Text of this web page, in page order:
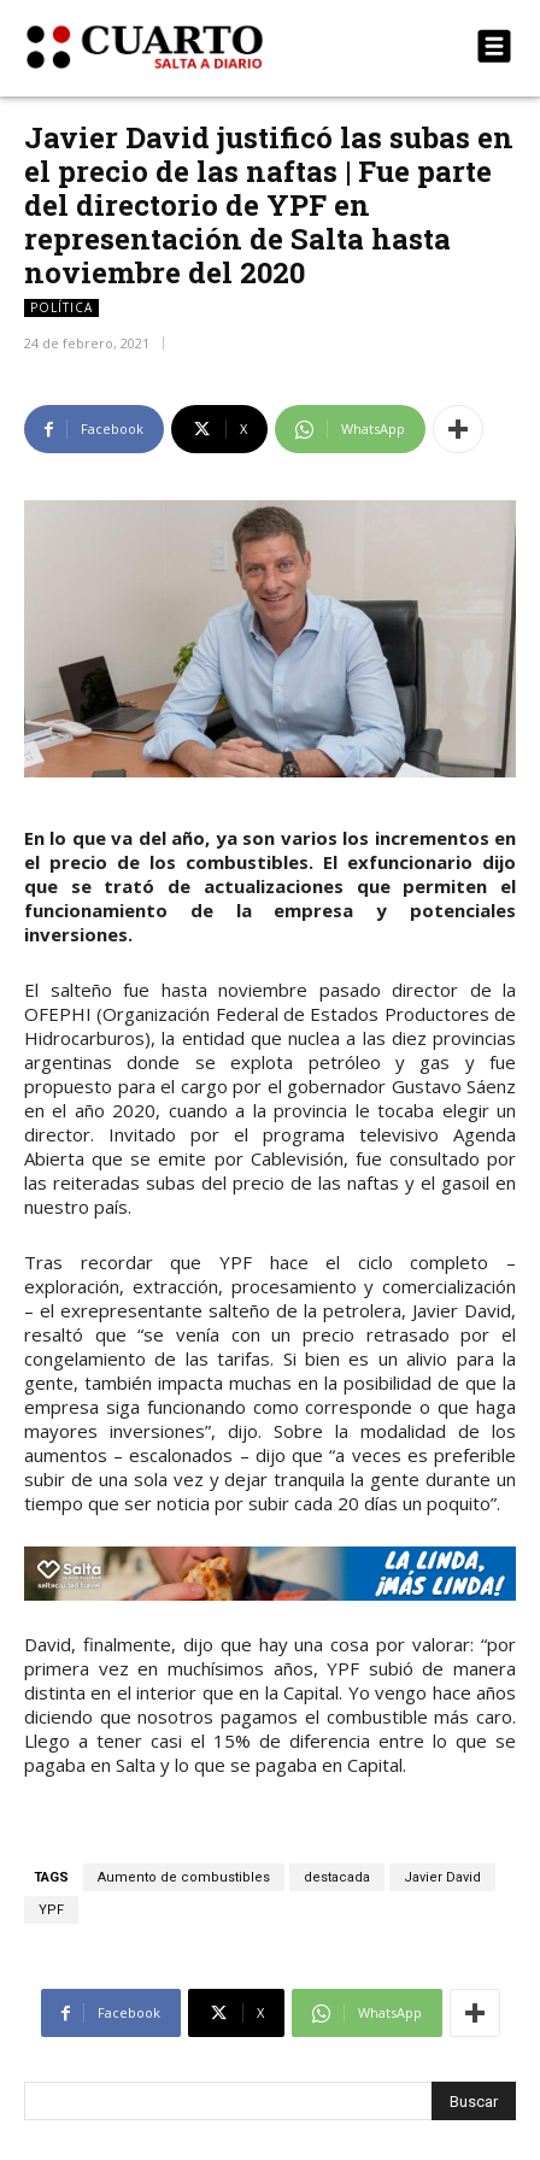
Javier David justificó las subas en
el precio de las naftas | Fue parte
del directorio de YPF en
representación de Salta hasta
noviembre del 2020
POLÍTICA
24 de febrero, 2021
Facebook X WhatsApp
En lo que va del año, ya son varios los incrementos en
el precio de los combustibles. El exfuncionario dijo
que se trató de actualizaciones que permiten el
funcionamiento de la empresa y potenciales
inversiones.
El salteño fue hasta noviembre pasado director de la
OFEPHI (Organización Federal de Estados Productores de
Hidrocarburos), la entidad que nuclea a las diez provincias
argentinas donde se explota petróleo y gas y fue
propuesto para el cargo por el gobernador Gustavo Sáenz
en el año 2020, cuando a la provincia le tocaba elegir un
director. Invitado por el programa televisivo Agenda
Abierta que se emite por Cablevisión, fue consultado por
las reiteradas subas del precio de las naftas y el gasoil en
nuestro país.
Tras recordar que YPF hace el ciclo completo –
exploración, extracción, procesamiento y comercialización
– el exrepresentante salteño de la petrolera, Javier David,
resaltó que “se venía con un precio retrasado por el
congelamiento de las tarifas. Si bien es un alivio para la
gente, también impacta muchas en la posibilidad de que la
empresa siga funcionando como corresponde o que haga
mayores inversiones”, dijo. Sobre la modalidad de los
aumentos – escalonados – dijo que “a veces es preferible
subir de una sola vez y dejar tranquila la gente durante un
tiempo que ser noticia por subir cada 20 días un poquito”.
David, finalmente, dijo que hay una cosa por valorar: “por
primera vez en muchísimos años, YPF subió de manera
distinta en el interior que en la Capital. Yo vengo hace años
diciendo que nosotros pagamos el combustible más caro.
Llego a tener casi el 15% de diferencia entre lo que se
pagaba en Salta y lo que se pagaba en Capital.
TAGS Aumento de combustibles destacada Javier David
YPF
Facebook X WhatsApp